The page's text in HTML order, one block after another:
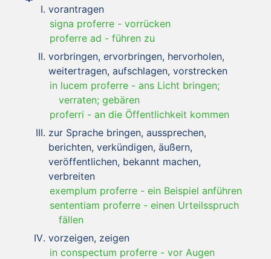
vorantragen
signa proferre - vorrücken
proferre ad - führen zu
vorbringen, ervorbringen, hervorholen,
weitertragen, aufschlagen, vorstrecken
in lucem proferre - ans Licht bringen;
verraten; gebären
proferri - an die Öffentlichkeit kommen
zur Sprache bringen, aussprechen,
berichten, verkündigen, äußern,
veröffentlichen, bekannt machen,
verbreiten
exemplum proferre - ein Beispiel anführen
sententiam proferre - einen Urteilsspruch
fällen
vorzeigen, zeigen
in conspectum proferre - vor Augen